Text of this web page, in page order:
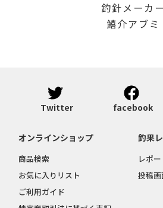
釣針メーカー
鱚介アブミ
Twitter facebook
オンラインショップ
商品検索
お気に入りリスト
ご利用ガイド
釣果
レポ
投稿画